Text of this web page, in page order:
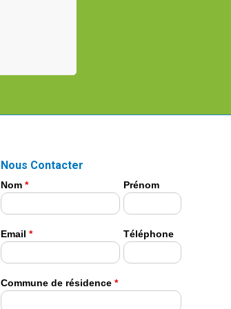
Nous Contacter
Nom * Prénom
Email * Téléphone
Commune de résidence *